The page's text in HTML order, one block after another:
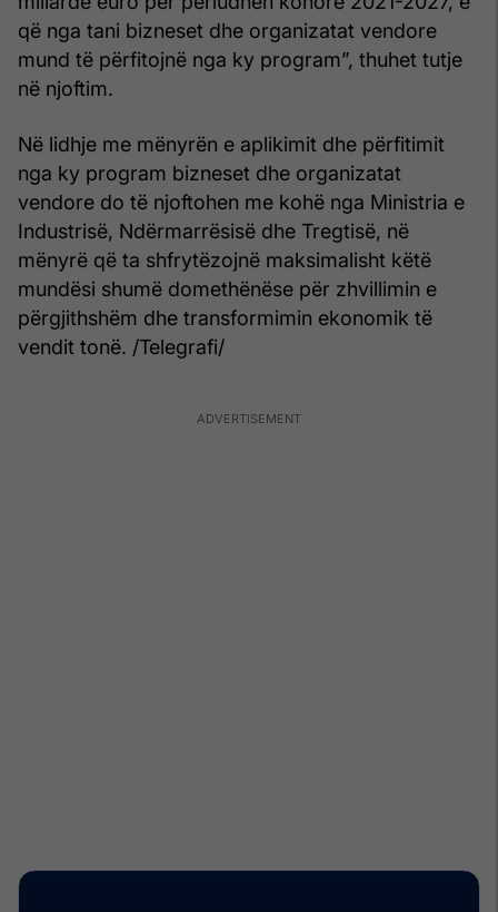
që nga tani bizneset dhe organizatat vendore
mund të përfitojnë nga ky program”, thuhet tutje
në njoftim.
Në lidhje me mënyrën e aplikimit dhe përfitimit
nga ky program bizneset dhe organizatat
vendore do të njoftohen me kohë nga Ministria e
Industrisë, Ndërmarrësisë dhe Tregtisë, në
mënyrë që ta shfrytëzojnë maksimalisht këtë
mundësi shumë domethënëse për zhvillimin e
përgjithshëm dhe transformimin ekonomik të
vendit tonë. /Telegrafi/